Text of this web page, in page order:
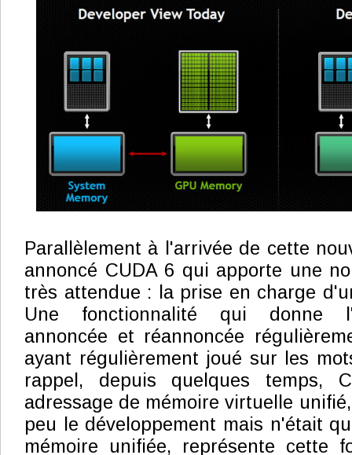
Parallèlement à l'arrivée de cette
annoncé CUDA 6 qui apporte une
très attendue : la prise en charge
Une fonctionnalité qui donne
annoncée et réannoncée
ayant régulièrement joué sur les
rappel, depuis quelques temps,
adressage de mémoire virtuelle
peu le développement mais n'était
mémoire unifiée, représente cette